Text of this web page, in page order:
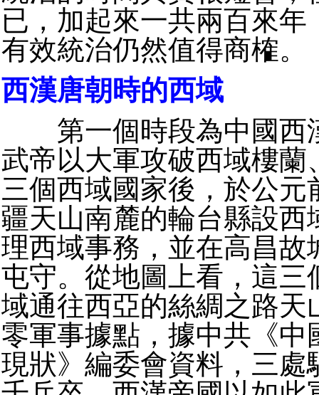
已，加起來一共兩百來年
有效統治仍然值得商榷。
西漢唐朝時的西域
第一個時段為中國西
武帝以大軍攻破西域樓蘭
三個西域國家後，於公元
疆天山南麓的輪台縣設西
理西域事務，並在高昌故
屯守。從地圖上看，這三
域通往西亞的絲綢之路天
零軍事據點，據中共《中
現狀》編委會資料，三處